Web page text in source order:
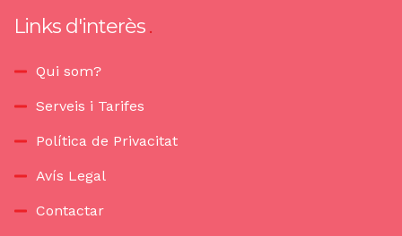
Links d'interès
Qui som?
Serveis i Tarifes
Política de Privacitat
Avís Legal
Contactar